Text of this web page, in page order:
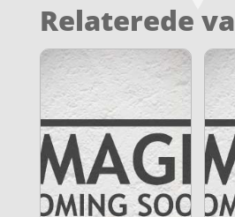
Relaterede